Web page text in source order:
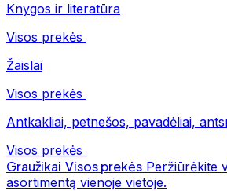
Knygos ir literatūra
Visos prekės
Žaislai
Visos prekės
Antkakliai, petnešos, pavadėliai,
Visos prekės
Graužikai Visos prekės Peržiūrėkite
asortimentą vienoje vietoje.